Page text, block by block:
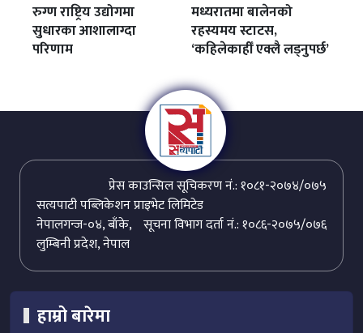
रुग्ण राष्ट्रिय उद्योगमा
सुधारका आशालाग्दा
परिणाम
मध्यरातमा बालेनको
रहस्यमय स्टाटस,
‘कहिलेकाहीँ एक्लै लड्नुपर्छ’
प्रेस काउन्सिल सूचिकरण नं.: १०८१-२०७४/०७५
सत्यपाटी पब्लिकेशन प्राइभेट लिमिटेड
सूचना विभाग दर्ता नं.: १०८६-२०७५/०७६
नेपालगन्ज-०४, बाँके,
लुम्बिनी प्रदेश, नेपाल
हाम्रो बारेमा